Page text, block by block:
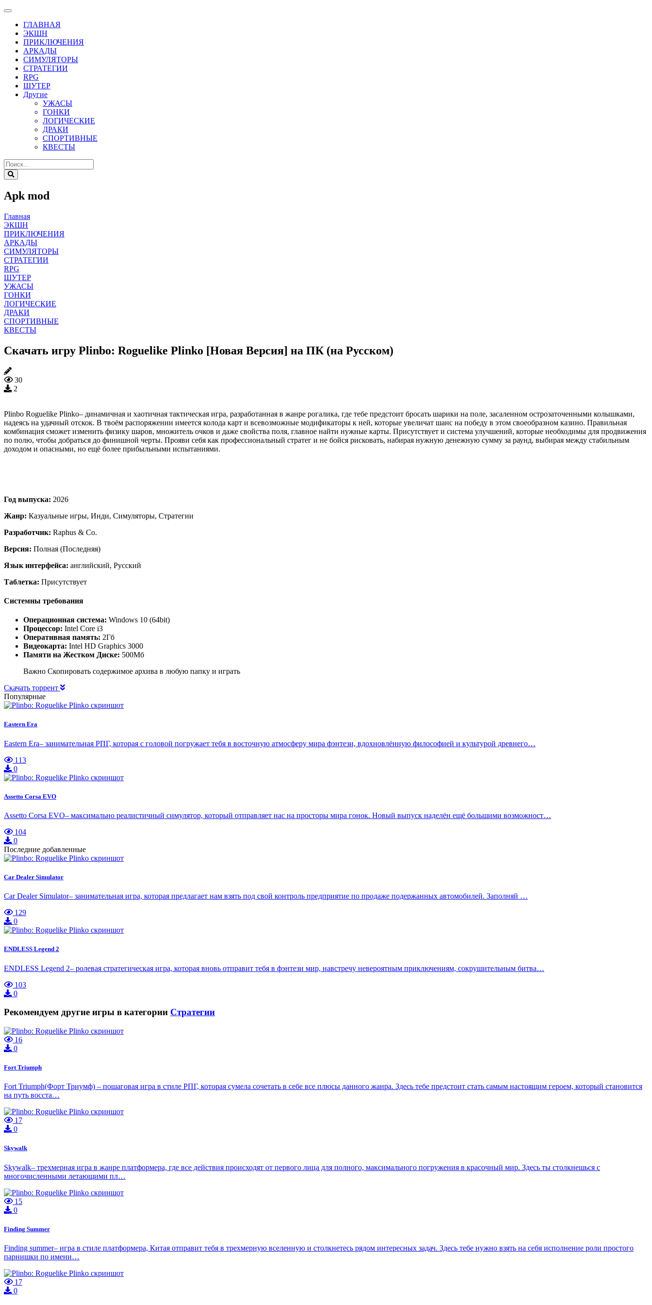
ГЛАВНАЯ
ЭКШН
ПРИКЛЮЧЕНИЯ
АРКАДЫ
СИМУЛЯТОРЫ
СТРАТЕГИИ
RPG
ШУТЕР
Другие
УЖАСЫ
ГОНКИ
ЛОГИЧЕСКИЕ
ДРАКИ
СПОРТИВНЫЕ
КВЕСТЫ
Apk mod
Главная
ЭКШН
ПРИКЛЮЧЕНИЯ
АРКАДЫ
СИМУЛЯТОРЫ
СТРАТЕГИИ
RPG
ШУТЕР
УЖАСЫ
ГОНКИ
ЛОГИЧЕСКИЕ
ДРАКИ
СПОРТИВНЫЕ
КВЕСТЫ
Скачать игру Plinbo: Roguelike Plinko [Новая Версия] на ПК (на Русском)
30
2
Plinbo Roguelike Plinko– динамичная и хаотичная тактическая игра, разработанная в жанре рогалика, где тебе предстоит бросать шарики на поле, засаленном острозаточенными колышками,
надеясь на удачный отскок. В твоём распоряжении имеется колода карт и всевозможные модификаторы к ней, которые увеличат шанс на победу в этом своеобразном казино. Правильная
комбинация сможет изменить физику шаров, множитель очков и даже свойства поля, главное найти нужные карты. Присутствует и система улучшений, которые необходимы для продвижения
по полю, чтобы добраться до финишной черты. Прояви себя как профессиональный стратег и не бойся рисковать, набирая нужную денежную сумму за раунд, выбирая между стабильным
доходом и опасными, но ещё более прибыльными испытаниями.
Год выпуска: 2026
Жанр: Казуальные игры, Инди, Симуляторы, Стратегии
Разработчик: Raphus & Co.
Версия: Полная (Последняя)
Язык интерфейса: английский, Русский
Таблетка: Присутствует
Системны требования
Операционная система: Windows 10 (64bit)
Процессор: Intel Core i3
Оперативная память: 2Гб
Видеокарта: Intel HD Graphics 3000
Памяти на Жестком Диске: 500Мб
Важно Скопировать содержимое архива в любую папку и играть
Скачать торрент
Популярные
Eastern Era
Eastern Era– занимательная РПГ, которая с головой погружает тебя в восточную атмосферу мира фэнтези, вдохновлённую философией и культурой древнего…
113
0
Assetto Corsa EVO
Assetto Corsa EVO– максимально реалистичный симулятор, который отправляет нас на просторы мира гонок. Новый выпуск наделён ещё большими возможност…
104
0
Последние добавленные
Car Dealer Simulator
Car Dealer Simulator– занимательная игра, которая предлагает нам взять под свой контроль предприятие по продаже подержанных автомобилей. Заполняй …
129
0
ENDLESS Legend 2
ENDLESS Legend 2– ролевая стратегическая игра, которая вновь отправит тебя в фэнтези мир, навстречу невероятным приключениям, сокрушительным битва…
103
0
Рекомендуем другие игры в категории Стратегии
16
0
Fort Triumph
Fort Triumph(Форт Триумф) – пошаговая игра в стиле РПГ, которая сумела сочетать в себе все плюсы данного жанра. Здесь тебе предстоит стать самым настоящим героем, который становится
на путь восста…
17
0
Skywalk
Skywalk– трехмерная игра в жанре платформера, где все действия происходят от первого лица для полного, максимального погружения в красочный мир. Здесь ты столкнешься с
многочисленными летающими пл…
15
0
Finding Summer
Finding summer– игра в стиле платформера, Китая отправит тебя в трехмерную вселенную и столкнетесь рядом интересных задач. Здесь тебе нужно взять на себя исполнение роли простого
парнишки по имени…
17
0